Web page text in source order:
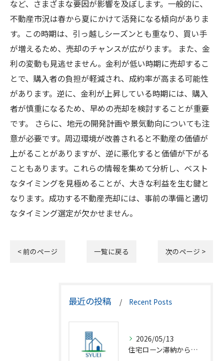
など、さまざまな要因が影響を及ぼします。一般的に、
不動産市況は春から夏にかけて活発になる傾向がありま
す。この時期は、引っ越しシーズンとも重なり、買い手
が増えるため、売却のチャンスが広がります。 また、金
利の変動も見逃せません。金利が低い時期に売却するこ
とで、購入者の負担が軽減され、成約率が高まる可能性
があります。逆に、金利が上昇している時期には、購入
者が慎重になるため、早めの売却を検討することが重要
です。 さらに、地元の開発計画や景気動向についても注
意が必要です。周辺環境が改善されると不動産の価値が
上がることがありますが、逆に悪化すると価値が下がる
こともあります。これらの情報を集めて分析し、ベスト
なタイミングを見極めることが、大きな利益を生む鍵と
なります。成功する不動産売却には、事前の準備と適切
なタイミング選定が欠かせません。
< 前のページ 一覧に戻る 次のページ >
最近の投稿 Recent Posts
2026/05/13
住宅ローン滞納から競売回避の解決策